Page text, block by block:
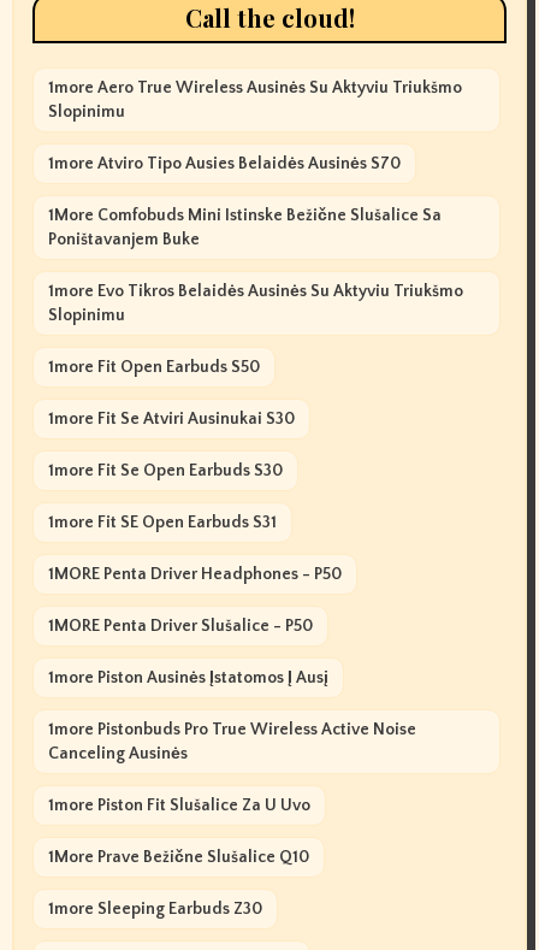
Call the cloud!
1more Aero True Wireless Ausinės Su Aktyviu Triukšmo
Slopinimu
1more Atviro Tipo Ausies Belaidės Ausinės S70
1More Comfobuds Mini Istinske Bežične Slušalice Sa
Poništavanjem Buke
1more Evo Tikros Belaidės Ausinės Su Aktyviu Triukšmo
Slopinimu
1more Fit Open Earbuds S50
1more Fit Se Atviri Ausinukai S30
1more Fit Se Open Earbuds S30
1more Fit SE Open Earbuds S31
1MORE Penta Driver Headphones - P50
1MORE Penta Driver Slušalice - P50
1more Piston Ausinės Įstatomos Į Ausį
1more Pistonbuds Pro True Wireless Active Noise
Canceling Ausinės
1more Piston Fit Slušalice Za U Uvo
1More Prave Bežične Slušalice Q10
1more Sleeping Earbuds Z30